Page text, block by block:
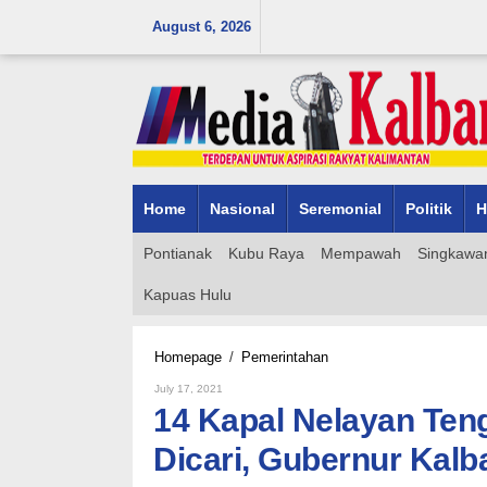
August 6, 2026
Home Nasional Seremonial Politik
Pontianak Kubu Raya Mempawah
Kapuas Hulu
Homepage / Pemerintahan14
Tenggelam
Sejumlah
ABK
Masih
July 17, 2021
14 Kapal Nelayan
Dicari, Gubernur